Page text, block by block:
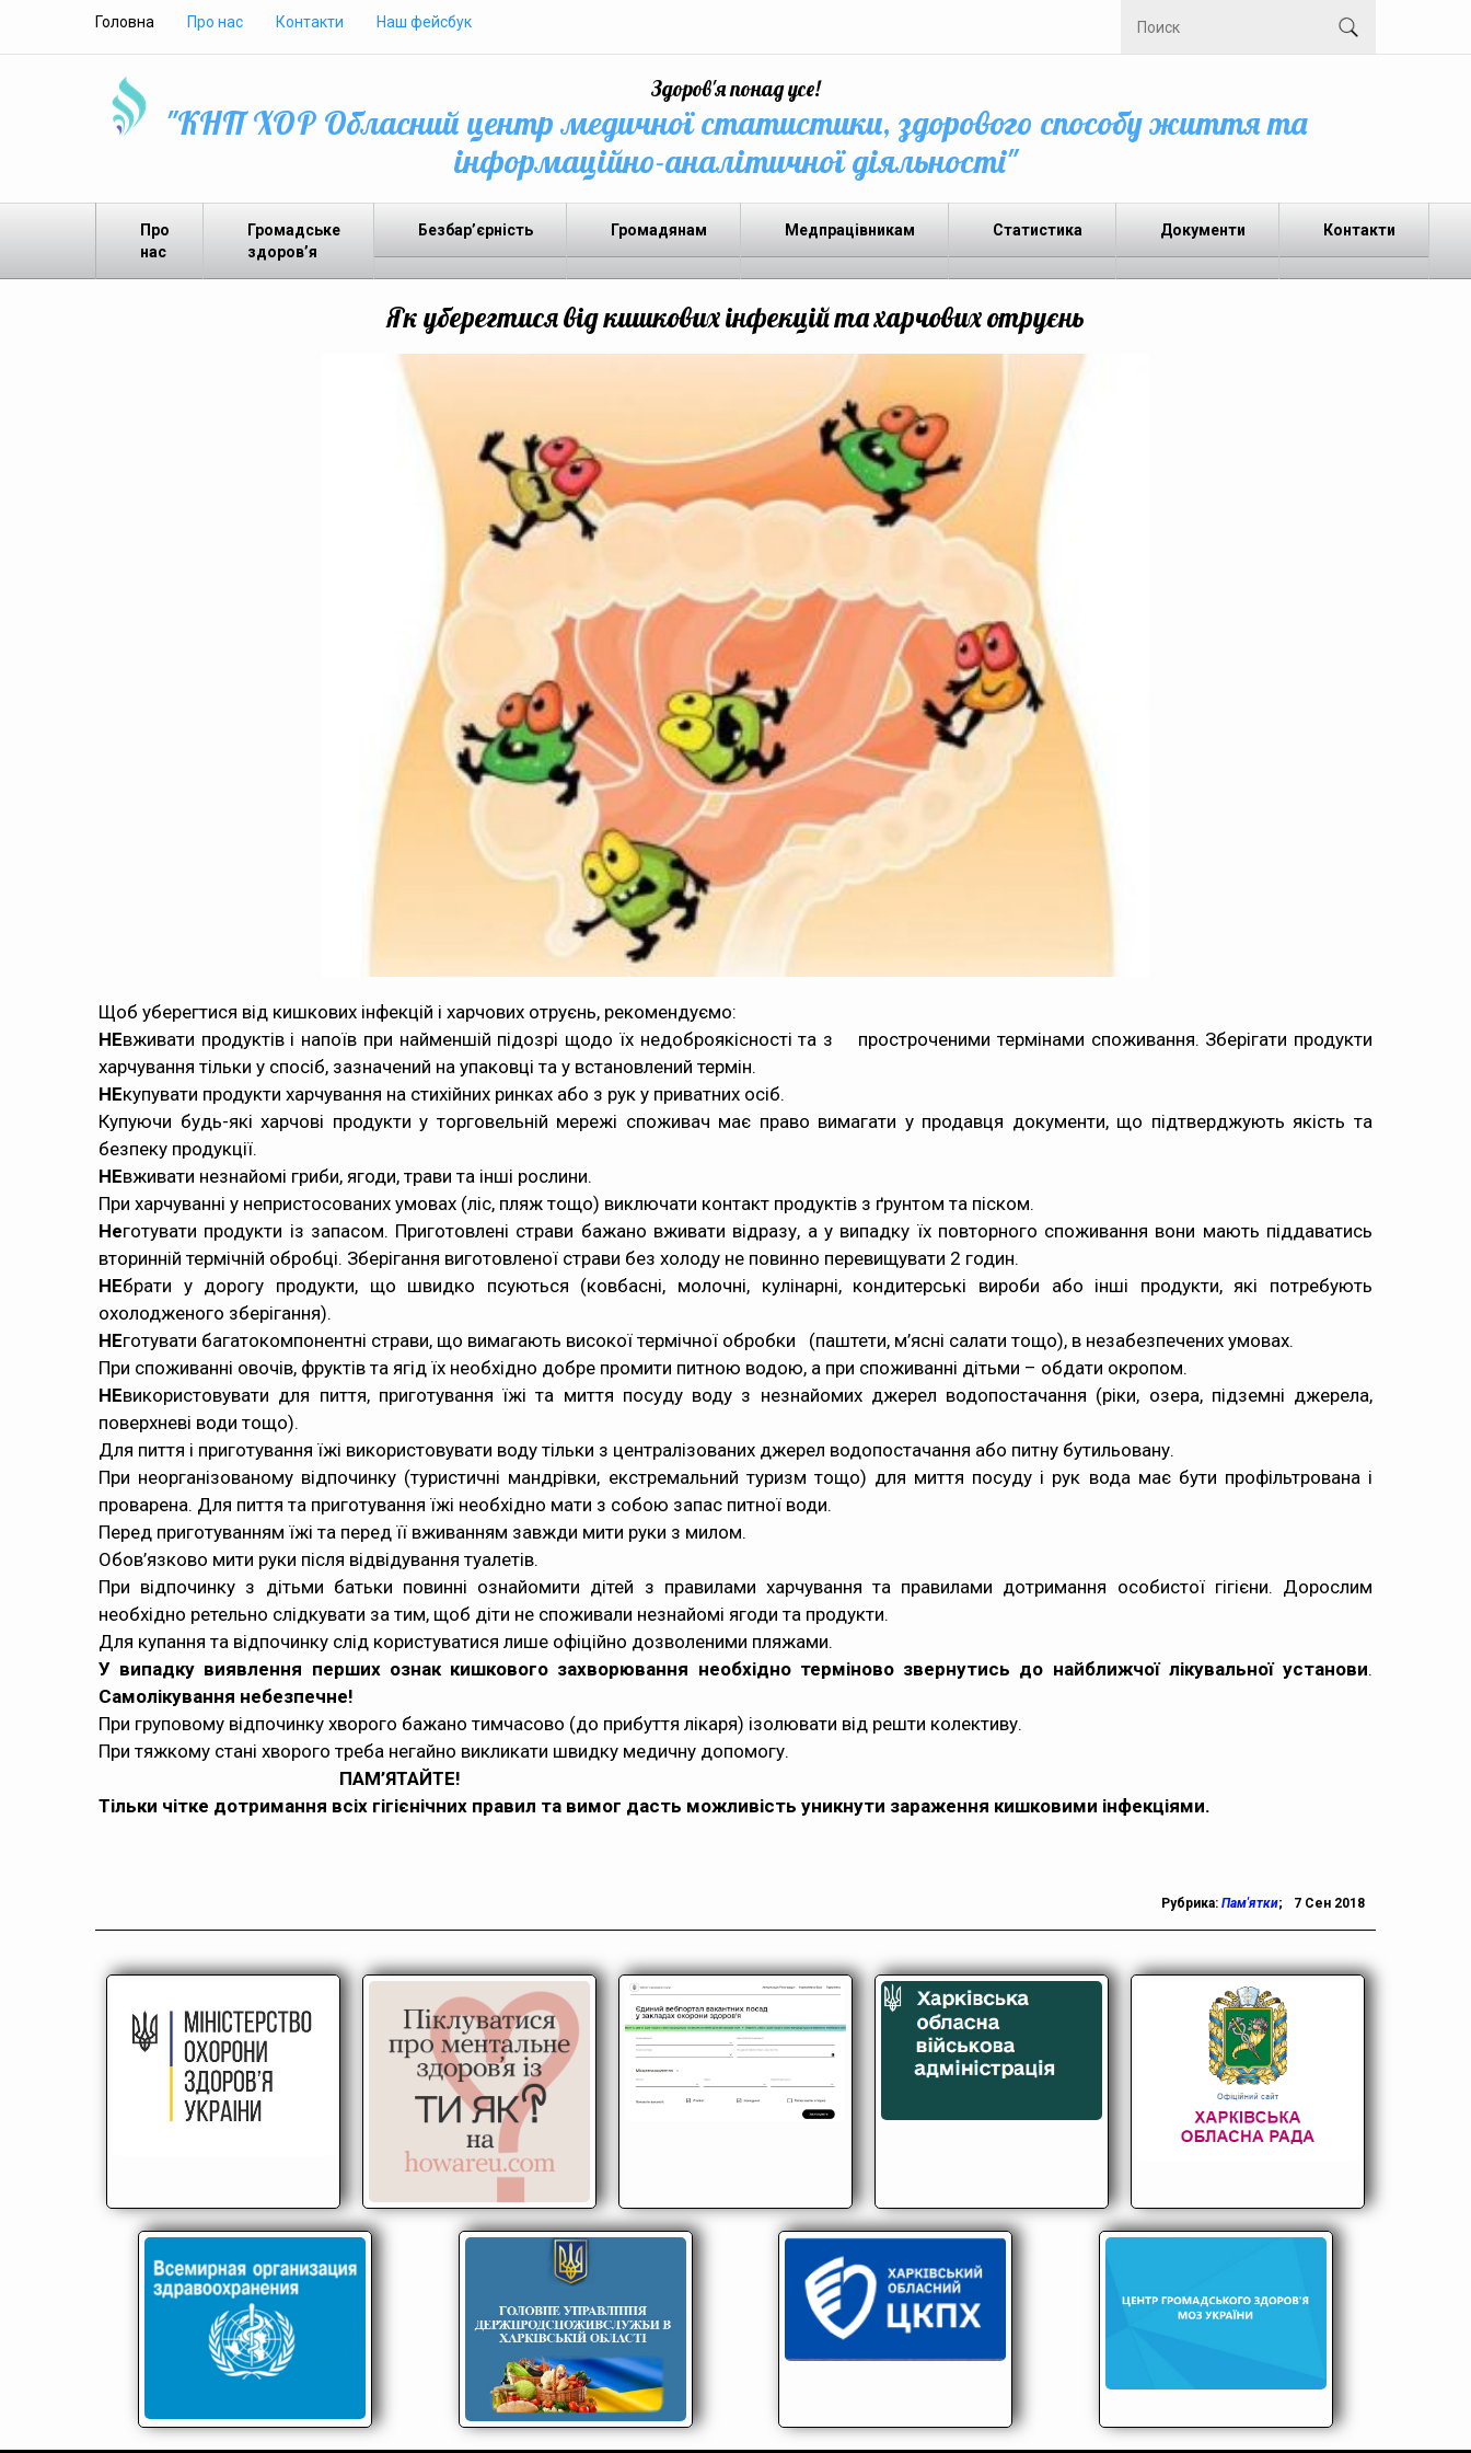
Головна Про нас Контакти Наш фейсбук
Здоров'я понад усе!
"КНП ХОР Обласний центр медичної статистики, здорового способу життя та
інформаційно-аналітичної діяльності"
Про
нас
Громадське
здоров’я
Безбар’єрність Громадянам Медпрацівникам Статистика Документи Контакти
Як уберегтися від кишкових інфекцій та харчових отруєнь
Щоб уберегтися від кишкових інфекцій і харчових отруєнь, рекомендуємо:
НЕвживати продуктів і напоїв при найменшій підозрі щодо їх недоброякісності та з простроченими термінами споживання. Зберігати продукти
харчування тільки у спосіб, зазначений на упаковці та у встановлений термін.
НЕкупувати продукти харчування на стихійних ринках або з рук у приватних осіб.
Купуючи будь-які харчові продукти у торговельній мережі споживач має право вимагати у продавця документи, що підтверджують якість та
безпеку продукції.
НЕвживати незнайомі гриби, ягоди, трави та інші рослини.
При харчуванні у непристосованих умовах (ліс, пляж тощо) виключати контакт продуктів з ґрунтом та піском.
Неготувати продукти із запасом. Приготовлені страви бажано вживати відразу, а у випадку їх повторного споживання вони мають піддаватись
вторинній термічній обробці. Зберігання виготовленої страви без холоду не повинно перевищувати 2 годин.
НЕбрати у дорогу продукти, що швидко псуються (ковбасні, молочні, кулінарні, кондитерські вироби або інші продукти, які потребують
охолодженого зберігання).
НЕготувати багатокомпонентні страви, що вимагають високої термічної обробки (паштети, м’ясні салати тощо), в незабезпечених умовах.
При споживанні овочів, фруктів та ягід їх необхідно добре промити питною водою, а при споживанні дітьми – обдати окропом.
НЕвикористовувати для пиття, приготування їжі та миття посуду воду з незнайомих джерел водопостачання (ріки, озера, підземні джерела,
поверхневі води тощо).
Для пиття і приготування їжі використовувати воду тільки з централізованих джерел водопостачання або питну бутильовану.
При неорганізованому відпочинку (туристичні мандрівки, екстремальний туризм тощо) для миття посуду і рук вода має бути профільтрована і
проварена. Для пиття та приготування їжі необхідно мати з собою запас питної води.
Перед приготуванням їжі та перед її вживанням завжди мити руки з милом.
Обов’язково мити руки після відвідування туалетів.
При відпочинку з дітьми батьки повинні ознайомити дітей з правилами харчування та правилами дотримання особистої гігієни. Дорослим
необхідно ретельно слідкувати за тим, щоб діти не споживали незнайомі ягоди та продукти.
Для купання та відпочинку слід користуватися лише офіційно дозволеними пляжами.
У випадку виявлення перших ознак кишкового захворювання необхідно терміново звернутись до найближчої лікувальної установи.
Самолікування небезпечне!
При груповому відпочинку хворого бажано тимчасово (до прибуття лікаря) ізолювати від решти колективу.
При тяжкому стані хворого треба негайно викликати швидку медичну допомогу.
ПАМ’ЯТАЙТЕ!
Тільки чітке дотримання всіх гігієнічних правил та вимог дасть можливість уникнути зараження кишковими інфекціями.
Рубрика: Пам'ятки; 7 Сен 2018